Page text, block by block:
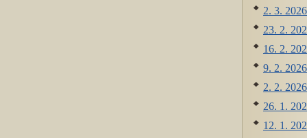
2. 3.
23. 2.
16. 2.
9. 2.
2. 2.
26. 1.
12. 1.